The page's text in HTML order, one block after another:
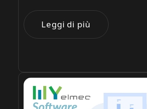
Leggi di più